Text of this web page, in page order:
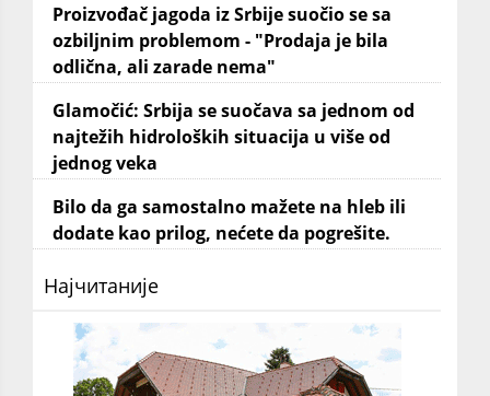
Proizvođač jagoda iz Srbije suočio se sa
ozbiljnim problemom - "Prodaja je bila
odlična, ali zarade nema"
Glamočić: Srbija se suočava sa jednom od
najtežih hidroloških situacija u više od
jednog veka
Bilo da ga samostalno mažete na hleb ili
dodate kao prilog, nećete da pogrešite.
Најчитаније